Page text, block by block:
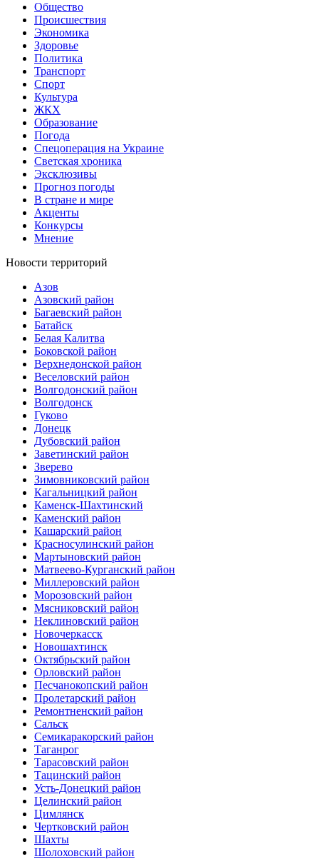
Общество
Происшествия
Экономика
Здоровье
Политика
Транспорт
Спорт
Культура
ЖКХ
Образование
Погода
Спецоперация на Украине
Светская хроника
Эксклюзивы
Прогноз погоды
В стране и мире
Акценты
Конкурсы
Мнение
Новости территорий
Азов
Азовский район
Багаевский район
Батайск
Белая Калитва
Боковской район
Верхнедонской район
Веселовский район
Волгодонский район
Волгодонск
Гуково
Донецк
Дубовский район
Заветинский район
Зверево
Зимовниковский район
Кагальницкий район
Каменск-Шахтинский
Каменский район
Кашарский район
Красносулинский район
Мартыновский район
Матвеево-Курганский район
Миллеровский район
Морозовский район
Мясниковский район
Неклиновский район
Новочеркасск
Новошахтинск
Октябрьский район
Орловский район
Песчанокопский район
Пролетарский район
Ремонтненский район
Сальск
Семикаракорский район
Таганрог
Тарасовский район
Тацинский район
Усть-Донецкий район
Целинский район
Цимлянск
Чертковский район
Шахты
Шолоховский район